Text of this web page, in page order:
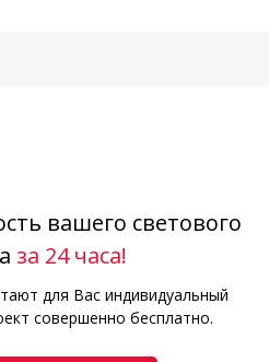
вашего светового
за 24 часа!
для Вас индивидуальный
совершенно бесплатно.